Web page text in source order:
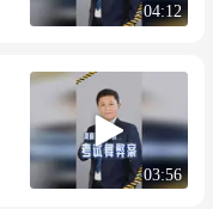
04:12
03:56